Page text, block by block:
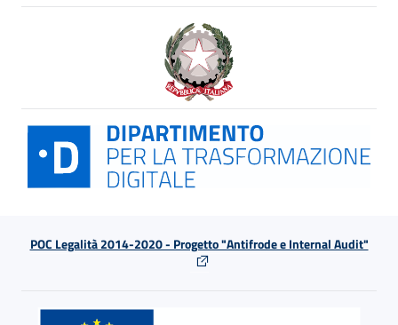
POC Legalità 2014-2020 - Progetto "Antifrode e Internal Audit"